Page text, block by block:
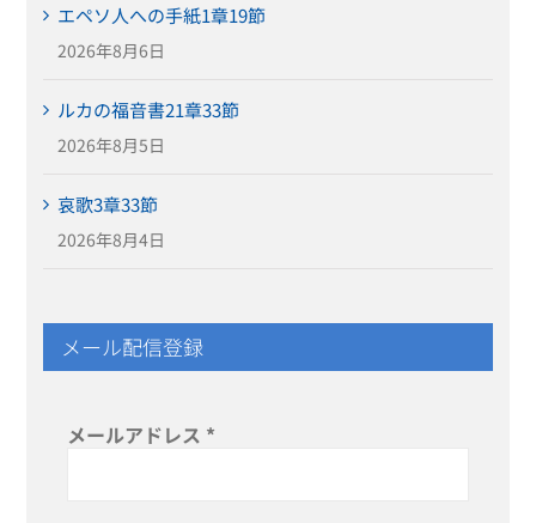
エペソ人への手紙1章19節
2026年8月6日
ルカの福音書21章33節
2026年8月5日
哀歌3章33節
2026年8月4日
メール配信登録
メールアドレス *